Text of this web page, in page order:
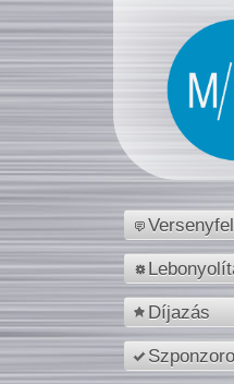
Díjazás